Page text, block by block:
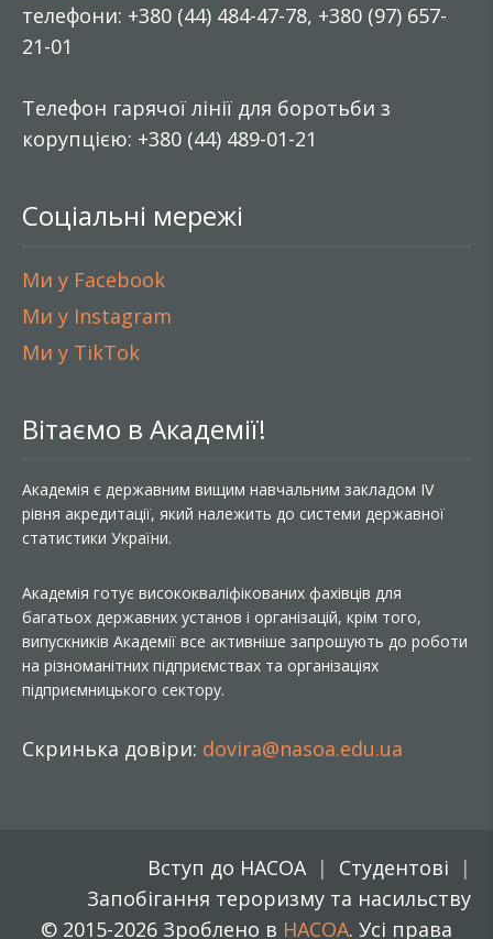
телефони: +380 (44) 484-47-78, +380 (97) 657-
21-01
Телефон гарячої лінії для боротьби з
корупцією: +380 (44) 489-01-21
Соціальні мережі
Ми у Facebook
Ми у Instagram
Ми у TikTok
Вітаємо в Академії!
Академія є державним вищим навчальним закладом IV
рівня акредитації, який належить до системи державної
статистики України.
Академія готує висококваліфікованих фахівців для
багатьох державних установ і організацій, крім того,
випускників Академії все активніше запрошують до роботи
на різноманітних підприємствах та організаціях
підприємницького сектору.
Скринька довіри: dovira@nasoa.edu.ua
Вступ до НАСОА
Студентові
Запобігання тероризму та насильству
© 2015-2026 Зроблено в НАСОА. Усі права